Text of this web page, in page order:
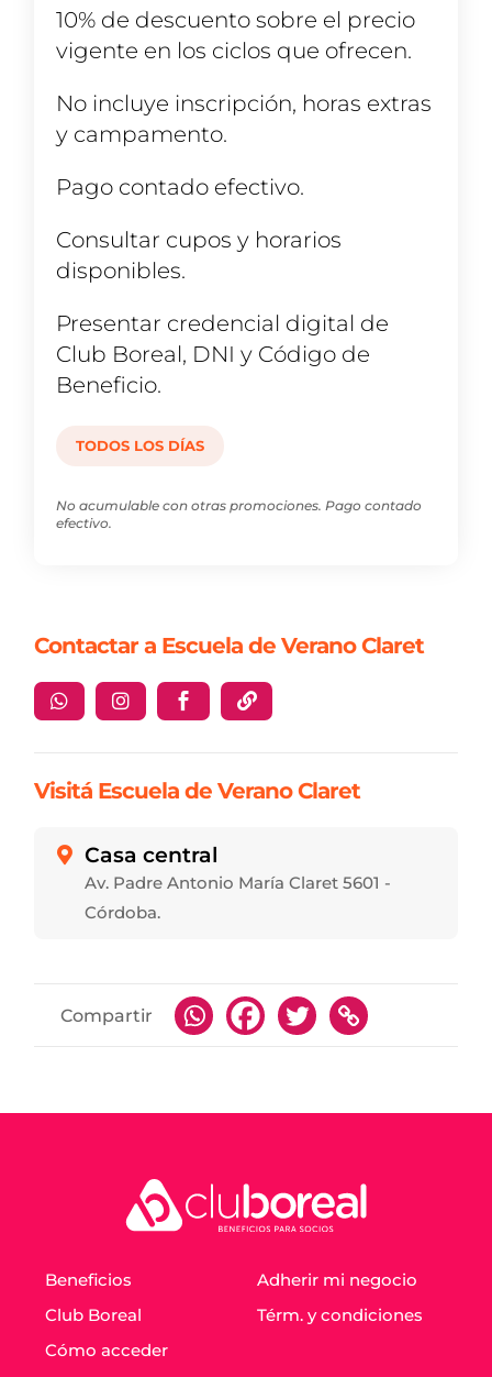
10% de descuento sobre el precio
vigente en los ciclos que ofrecen.
No incluye inscripción, horas extras
y campamento.
Pago contado efectivo.
Consultar cupos y horarios
disponibles.
Presentar credencial digital de
Club Boreal, DNI y Código de
Beneficio.
TODOS LOS DÍAS
No acumulable con otras promociones. Pago contado
efectivo.
Contactar a Escuela de Verano Claret
   
Visitá Escuela de Verano Claret
 Casa central
Av. Padre Antonio María Claret 5601 -
Córdoba.
Compartir
Beneficios
Club Boreal
Cómo acceder
Adherir mi negocio
Térm. y condiciones